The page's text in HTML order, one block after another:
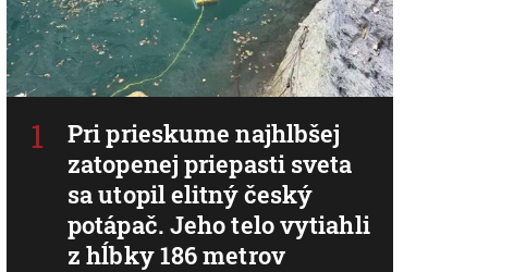
Pri prieskume najhlbšej
zatopenej priepasti sveta
sa utopil elitný český
potápač. Jeho telo vytiahli
z hĺbky 186 metrov